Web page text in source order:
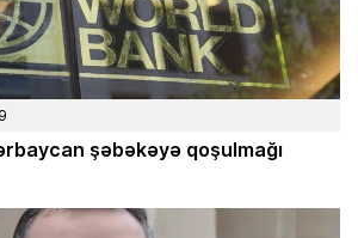
şəbəkəyə qoşulmağı